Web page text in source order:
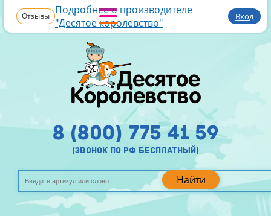
Отзывы Подробнее о производителе
"Десятое королевство"
Вход
Найти
8 (800) 775 41 59
(звонок по рф бесплатный)